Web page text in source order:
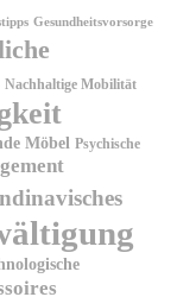
Gesundheitsvorsorge
Nachhaltige Mobilität
Möbel Psychische